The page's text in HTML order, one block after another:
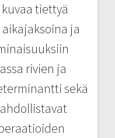
tiettyä
ja
rivien ja
sekä